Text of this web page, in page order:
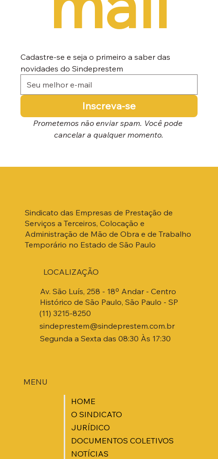
Cadastre-se e seja o primeiro a saber das
novidades do Sindeprestem
Inscreva-se
Prometemos não enviar spam. Você pode
cancelar a qualquer momento.
Sindicato das Empresas de Prestação de
Serviços a Terceiros, Colocação e
Administração de Mão de Obra e de Trabalho
Temporário no Estado de São Paulo
MENU
HOME
O SINDICATO
JURÍDICO
DOCUMENTOS COLETIVOS
NOTÍCIAS
Av. São Luís, 258 - 18º Andar - Centro
Histórico de São Paulo, São Paulo - SP
(11) 3215-8250
sindeprestem@sindeprestem.com.br
Segunda a Sexta das 08:30 Às 17:30
LOCALIZAÇÃO